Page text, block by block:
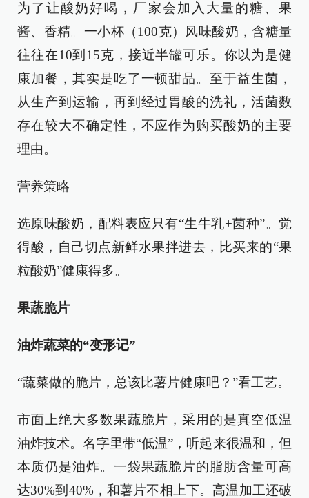
为了让酸奶好喝，厂家会加入大量的糖、果
酱、香精。一小杯（100克）风味酸奶，含糖量
往往在10到15克，接近半罐可乐。你以为是健
康加餐，其实是吃了一顿甜品。至于益生菌，
从生产到运输，再到经过胃酸的洗礼，活菌数
存在较大不确定性，不应作为购买酸奶的主要
理由。
营养策略
选原味酸奶，配料表应只有“生牛乳+菌种”。觉
得酸，自己切点新鲜水果拌进去，比买来的“果
粒酸奶”健康得多。
果蔬脆片
油炸蔬菜的“变形记”
“蔬菜做的脆片，总该比薯片健康吧？”看工艺。
市面上绝大多数果蔬脆片，采用的是真空低温
油炸技术。名字里带“低温”，听起来很温和，但
本质仍是油炸。一袋果蔬脆片的脂肪含量可高
达30%到40%，和薯片不相上下。高温加工还破